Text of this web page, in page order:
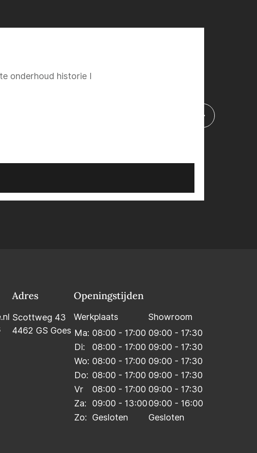
onderhoud historie I
Adres
Scottweg 43
4462 GS Goes
Openingstijden
Werkplaats
Ma: 08:00 - 17:00
Di:
08:00 - 17:00
Wo: 08:00 - 17:00
Do: 08:00 - 17:00
Vr
08:00 - 17:00
Za:
09:00 - 13:00
Zo:
Gesloten
Showroom
09:00 - 17:30
09:00 - 17:30
09:00 - 17:30
09:00 - 17:30
09:00 - 17:30
09:00 - 16:00
Gesloten